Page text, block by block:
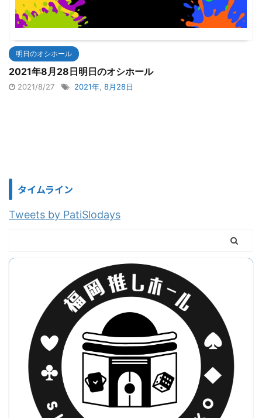
明日のオシホール
2021年8月28日明日のオシホール
2021/8/27 2021年 8月28日
タイムライン
Tweets by PatiSlodays